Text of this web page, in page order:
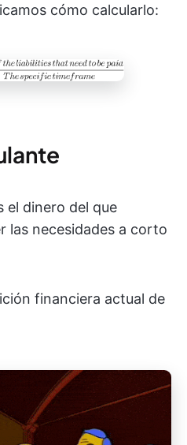
cómo calcularlo:
el dinero del que
las necesidades a corto
financiera actual de